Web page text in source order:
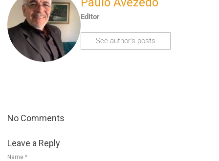
Editor
See author's posts
No Comments
Leave a Reply
Name *